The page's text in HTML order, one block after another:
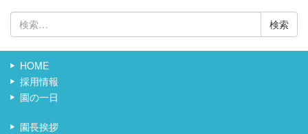
検
索:
HOME
採用情報
園の一日
園長挨拶